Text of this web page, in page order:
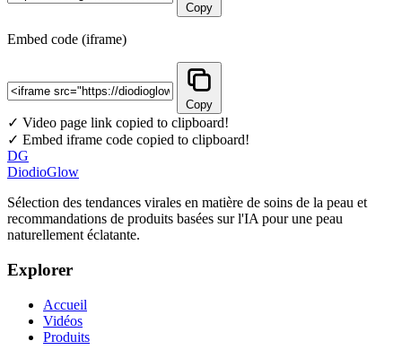
Copy
Embed code (iframe)
Copy
✓ Video page link copied to clipboard!
✓ Embed iframe code copied to clipboard!
DG
DiodioGlow
Sélection des tendances virales en matière de soins de la peau et
recommandations de produits basées sur l'IA pour une peau
naturellement éclatante.
Explorer
Accueil
Vidéos
Produits